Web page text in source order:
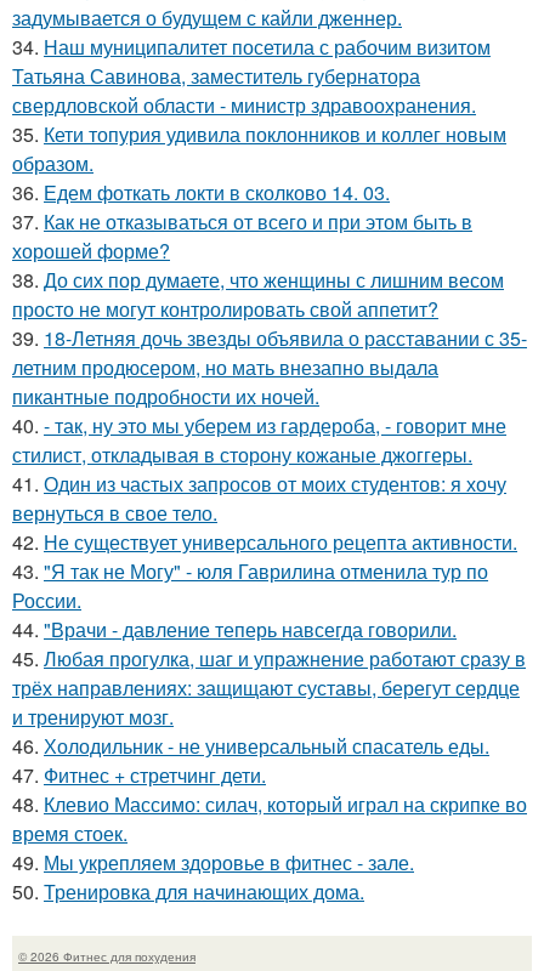
задумывается о будущем с кайли дженнер.
34. Наш муниципалитет посетила с рабочим визитом
Татьяна Савинова, заместитель губернатора
свердловской области - министр здравоохранения.
35. Кети топурия удивила поклонников и коллег новым
образом.
36. Едем фоткать локти в сколково 14. 03.
37. Как не отказываться от всего и при этом быть в
хорошей форме?
38. До сих пор думаете, что женщины с лишним весом
просто не могут контролировать свой аппетит?
39. 18-Летняя дочь звезды объявила о расставании с 35-
летним продюсером, но мать внезапно выдала
пикантные подробности их ночей.
40. - так, ну это мы уберем из гардероба, - говорит мне
стилист, откладывая в сторону кожаные джоггеры.
41. Один из частых запросов от моих студентов: я хочу
вернуться в свое тело.
42. Не существует универсального рецепта активности.
43. "Я так не Могу" - юля Гаврилина отменила тур по
России.
44. "Врачи - давление теперь навсегда говорили.
45. Любая прогулка, шаг и упражнение работают сразу в
трёх направлениях: защищают суставы, берегут сердце
и тренируют мозг.
46. Холодильник - не универсальный спасатель еды.
47. Фитнес + стретчинг дети.
48. Клевио Массимо: силач, который играл на скрипке во
время стоек.
49. Мы укрепляем здоровье в фитнес - зале.
50. Тренировка для начинающих дома.
© 2026 Фитнес для похудения